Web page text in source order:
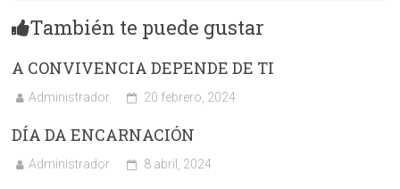
También te puede gustar
A CONVIVENCIA DEPENDE DE TI
Administrador 20 febrero, 2024
DÍA DA ENCARNACIÓN
Administrador 8 abril, 2024